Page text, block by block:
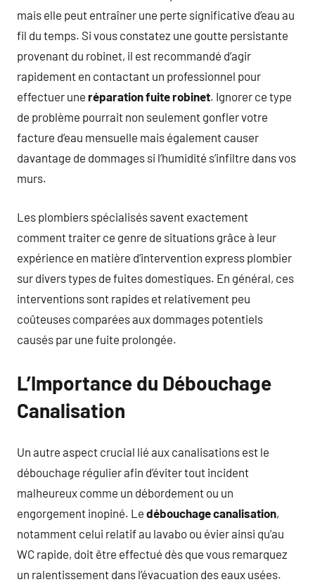
mais elle peut entraîner une perte significative d’eau au
fil du temps. Si vous constatez une goutte persistante
provenant du robinet, il est recommandé d’agir
rapidement en contactant un professionnel pour
effectuer une réparation fuite robinet. Ignorer ce type
de problème pourrait non seulement gonfler votre
facture d’eau mensuelle mais également causer
davantage de dommages si l’humidité s’infiltre dans vos
murs.
Les plombiers spécialisés savent exactement
comment traiter ce genre de situations grâce à leur
expérience en matière d’intervention express plombier
sur divers types de fuites domestiques. En général, ces
interventions sont rapides et relativement peu
coûteuses comparées aux dommages potentiels
causés par une fuite prolongée.
L’Importance du Débouchage
Canalisation
Un autre aspect crucial lié aux canalisations est le
débouchage régulier afin d’éviter tout incident
malheureux comme un débordement ou un
engorgement inopiné. Le débouchage canalisation,
notamment celui relatif au lavabo ou évier ainsi qu’au
WC rapide, doit être effectué dès que vous remarquez
un ralentissement dans l’évacuation des eaux usées.